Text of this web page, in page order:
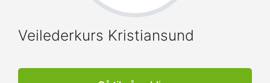
Veilederkurs Kristiansund